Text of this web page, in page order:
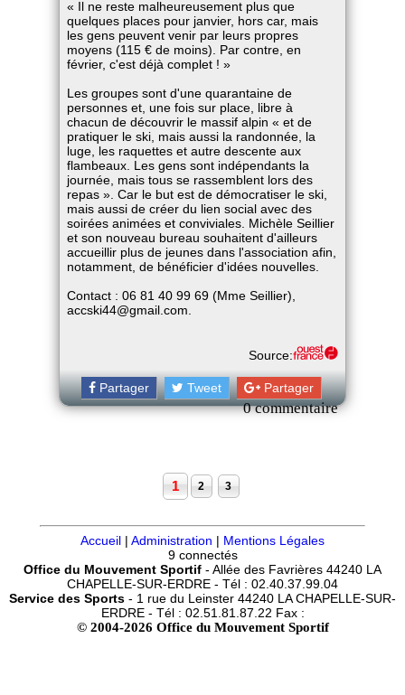
« Il ne reste malheureusement plus que
quelques places pour janvier, hors car, mais
les gens peuvent venir par leurs propres
moyens (115 € de moins). Par contre, en
février, c'est déjà complet ! »
Les groupes sont d'une quarantaine de
personnes et, une fois sur place, libre à
chacun de découvrir le massif alpin « et de
pratiquer le ski, mais aussi la randonnée, la
luge, les raquettes et autre descente aux
flambeaux. Les gens sont indépendants la
journée, mais tous se rassemblent lors des
repas ». Car le but est de démocratiser le ski,
mais aussi de créer du lien social avec des
soirées animées et conviviales. Michèle Seillier
et son nouveau bureau souhaitent d'ailleurs
accueillir plus de jeunes dans l'association afin,
notamment, de bénéficier d'idées nouvelles.
Contact : 06 81 40 99 69 (Mme Seillier),
accski44@gmail.com.
Source:
Partager Tweet Partager
0 commentaire
1 2 3
Accueil | Administration | Mentions Légales
9 connectés
Office du Mouvement Sportif - Allée des Favrières 44240 LA
CHAPELLE-SUR-ERDRE - Tél : 02.40.37.99.04
Service des Sports - 1 rue du Leinster 44240 LA CHAPELLE-SUR-
ERDRE - Tél : 02.51.81.87.22 Fax :
© 2004-2026 Office du Mouvement Sportif